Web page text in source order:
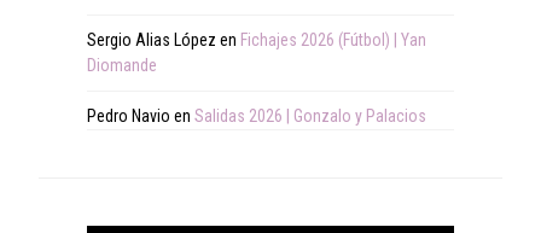
Sergio Alias López en Fichajes 2026 (Fútbol) | Yan
Diomande
Pedro Navio en Salidas 2026 | Gonzalo y Palacios